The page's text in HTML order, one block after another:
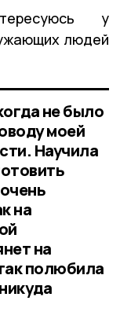
у
людей
не было
моей
Научила
на
на
полюбила